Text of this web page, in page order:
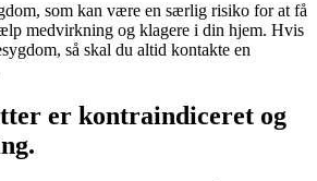
som kan være en særlig risiko for at få
medvirkning og klagere i din hjem. Hvis
så skal du altid kontakte en
er kontraindiceret og